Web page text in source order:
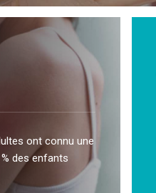
ont connu une
des enfants